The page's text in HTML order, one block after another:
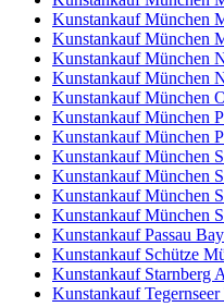
Kunstankauf München
Kunstankauf München
Kunstankauf München
Kunstankauf München
Kunstankauf München
Kunstankauf München
Kunstankauf München
Kunstankauf München
Kunstankauf München
Kunstankauf München
Kunstankauf München
Kunstankauf Passau
Kunstankauf Schütze
Kunstankauf Starnberg
Kunstankauf Tegernseer